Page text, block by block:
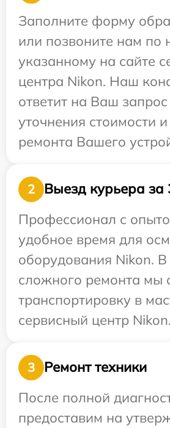
Заполните форму
или позвоните нам по
указанному на сайте
центра Nikon. Наш
ответит на Ваш
уточнения стоимости
ремонта Вашего
2
Выезд курьера за
Профессионал с
удобное время для
оборудования Nikon. В
сложного ремонта мы
транспортировку в
сервисный центр Nikon.
3
Ремонт техники
После полной
предоставим на